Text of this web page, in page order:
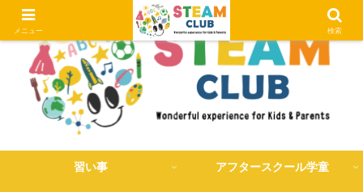
習い事 アフタースクール学童
メニュー 検索